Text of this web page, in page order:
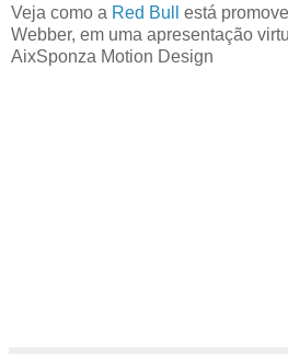
Veja como a Red Bull
está
Webber, em uma apresentação
AixSponza Motion Design